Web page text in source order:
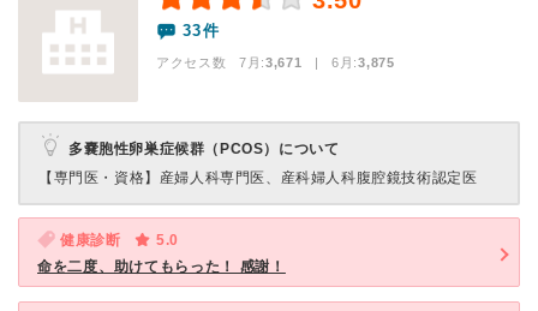
33件
アクセス数 7月:3,671 | 6月:3,875
多嚢胞性卵巣症候群（PCOS）について
【専門医・資格】 産婦人科専門医、産科婦人科腹腔鏡技術認定医
健康診断
5.0
命を二度、助けてもらった！ 感謝！